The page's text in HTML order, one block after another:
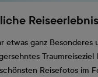
etwas ganz Besonderes
Traumreiseziel
Reisefotos im